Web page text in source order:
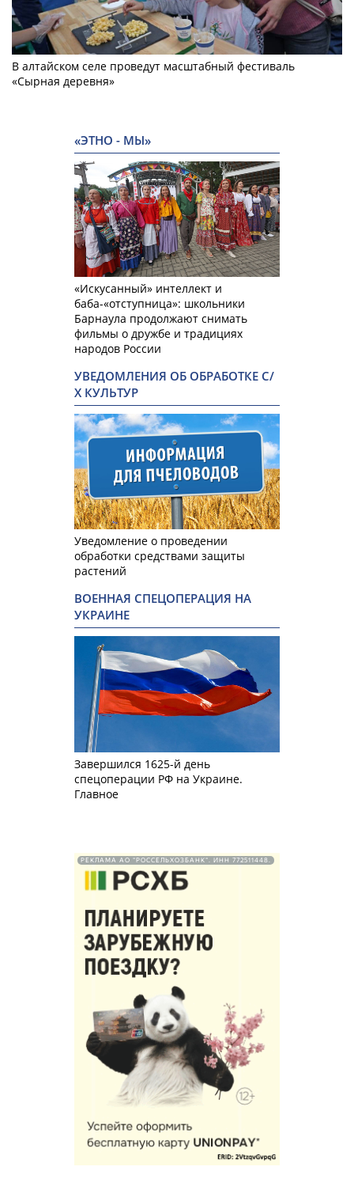
В алтайском селе проведут масштабный фестиваль
«Сырная деревня»
«ЭТНО - МЫ»
«Искусанный» интеллект и
баба-«отступница»: школьники
Барнаула продолжают снимать
фильмы о дружбе и традициях
народов России
УВЕДОМЛЕНИЯ ОБ ОБРАБОТКЕ С/
Х КУЛЬТУР
Уведомление о проведении
обработки средствами защиты
растений
ВОЕННАЯ СПЕЦОПЕРАЦИЯ НА
УКРАИНЕ
Завершился 1625-й день
спецоперации РФ на Украине.
Главное
РЕКЛАМА АО "РОССЕЛЬХОЗБАНК". ИНН 772511448.